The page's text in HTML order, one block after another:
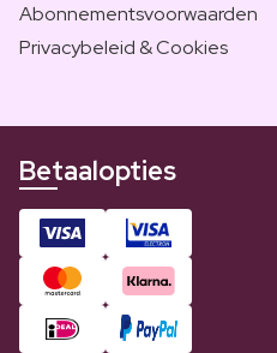
Abonnementsvoorwaarden
Privacybeleid & Cookies
Betaalopties